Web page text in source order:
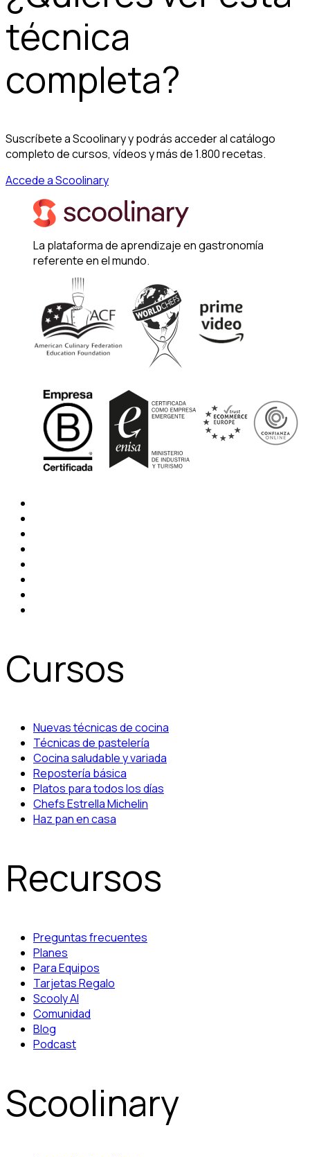
técnica
completa?
Suscríbete a Scoolinary y podrás acceder al catálogo
completo de cursos, vídeos y más de 1.800 recetas.
Accede a Scoolinary
La plataforma de aprendizaje en gastronomía
referente en el mundo.
Cursos
Nuevas técnicas de cocina
Técnicas de pastelería
Cocina saludable y variada
Repostería básica
Platos para todos los días
Chefs Estrella Michelin
Haz pan en casa
Recursos
Preguntas frecuentes
Planes
Para Equipos
Tarjetas Regalo
Scooly AI
Comunidad
Blog
Podcast
Scoolinary